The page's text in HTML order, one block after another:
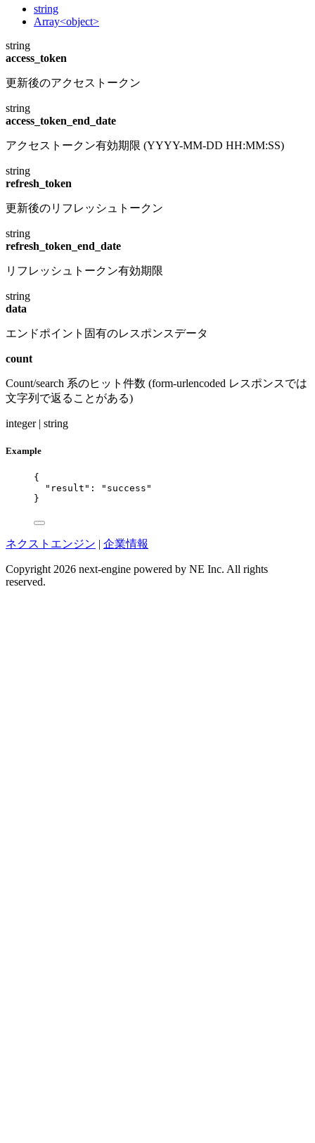
string
Array<object>
string
access_token
更新後のアクセストークン
string
access_token_end_date
アクセストークン有効期限 (YYYY-MM-DD HH:MM:SS)
string
refresh_token
更新後のリフレッシュトークン
string
refresh_token_end_date
リフレッシュトークン有効期限
string
data
エンドポイント固有のレスポンスデータ
count
Count/search 系のヒット件数 (form-urlencoded レスポンスでは
文字列で返ることがある)
integer | string
Example
{
"result" : " success "
}
ネクストエンジン | 企業情報
Copyright 2026 next-engine powered by NE Inc. All rights
reserved.